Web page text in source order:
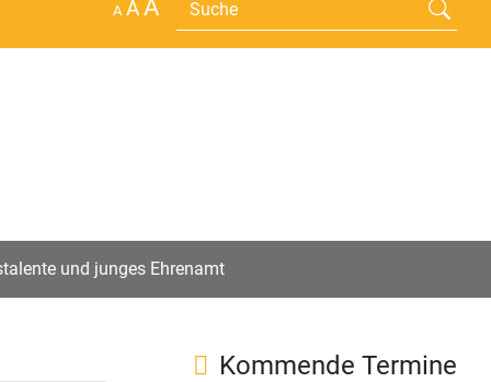
×
A AA
und junges Ehrenamt
Kommende Termine